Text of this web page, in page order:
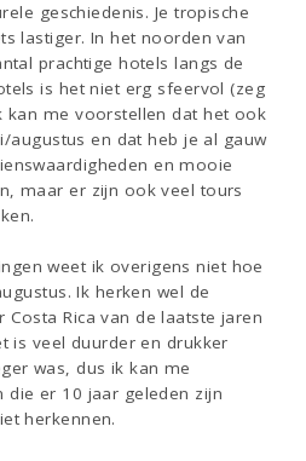
geschiedenis. Je tropische
lastiger. In het noorden van
prachtige hotels langs de
is het niet erg sfeervol (zeg
kan me voorstellen dat het ook
augustus en dat heb je al gauw
en mooie
maar er zijn ook veel tours
weet ik overigens niet hoe
Ik herken wel de
Rica van de laatste jaren
is veel duurder en drukker
was, dus ik kan me
er 10 jaar geleden zijn
herkennen.